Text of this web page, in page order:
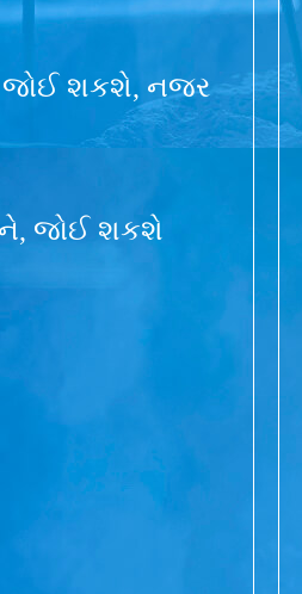
જોઈ શકશે, નજર
જોઈ શકશે